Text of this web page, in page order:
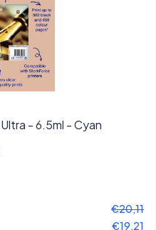
- 6.5ml - Cyan
€20,11
€19,21